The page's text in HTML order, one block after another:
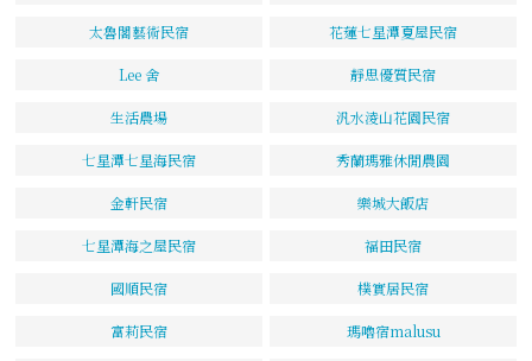
太魯閣藝術民宿 花蓮七星潭夏屋民宿
Lee 舍 靜思優質民宿
生活農場 汎水淩山花園民宿
七星潭七星海民宿 秀蘭瑪雅休閒農園
金軒民宿 樂城大飯店
七星潭海之屋民宿 福田民宿
國順民宿 樸實居民宿
富莉民宿 瑪嚕宿malusu